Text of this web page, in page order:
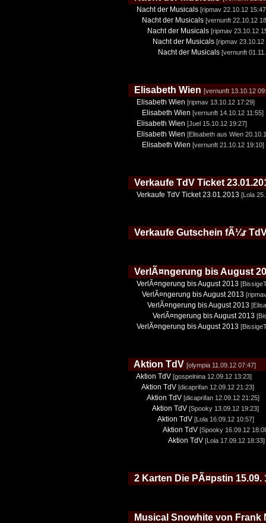
Nacht der Musicals [ripmav 22.10.12
Nacht der Musicals [vernunft 22.10.12
Nacht der Musicals [ripmav 23.10.12
Nacht der Musicals [ripmav 23.10.12
Nacht der Musicals [vernunft
Elisabeth Wien [vernunft 13.10.12
Elisabeth Wien [ripmav 13.10.12 17:29]
Elisabeth Wien [vernunft 14.10.12 11:55]
Elisabeth Wien [Juel 15.10.12 19:27]
Elisabeth Wien [Elisabeth aus Wien
Elisabeth Wien [vernunft 21.10.12 19:10]
Verkaufe TdV Ticket
Verkaufe TdV Ticket 23.01.2013 [Lola
Verkaufe Gutschein fÃ¼r
VerlÃ¤ngerung bis August
VerlÃ¤ngerung bis August 2013
VerlÃ¤ngerung bis August 2013
VerlÃ¤ngerung bis August 2013
VerlÃ¤ngerung bis August 2013
VerlÃ¤ngerung bis August 2013
Aktion TdV [olympia 11.09.12 07:47]
Aktion TdV [gospelnina 12.09.12 13:23]
Aktion TdV [dicaprifan 12.09.12 21:23]
Aktion TdV [dicaprifan 12.09.12 21:25]
Aktion TdV [Spooky 13.09.12 19:23]
Aktion TdV [Lola 16.09.12 10:57]
Aktion TdV [Spooky 16.09.12
Aktion TdV [Lola 17.09.12 18:33]
2 Karten Die PÃ¤pstin 15.09.
Musical Snowhite von Frank